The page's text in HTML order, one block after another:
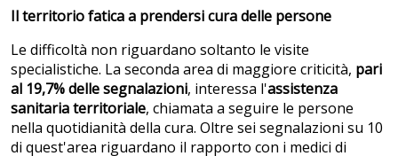
Il territorio fatica a prendersi cura delle persone
Le difficoltà non riguardano soltanto le visite
specialistiche. La seconda area di maggiore criticità, pari
al 19,7% delle segnalazioni, interessa l'assistenza
sanitariaterritoriale, chiamata a seguire le persone
nella quotidianità della cura. Oltre sei segnalazioni su 10
di quest'area riguardano il rapporto con i medici di